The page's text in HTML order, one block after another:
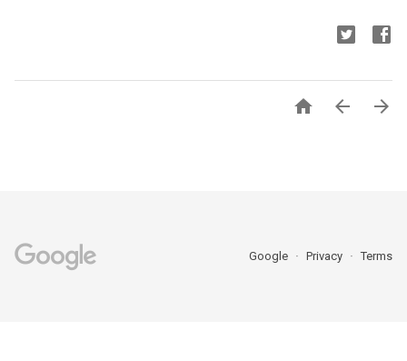
  
Google Privacy Terms